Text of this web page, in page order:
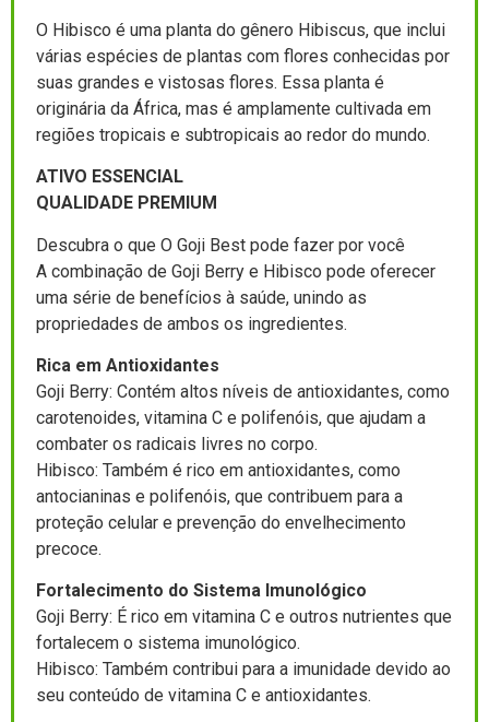
O Hibisco é uma planta do gênero Hibiscus, que inclui
várias espécies de plantas com flores conhecidas por
suas grandes e vistosas flores. Essa planta é
originária da África, mas é amplamente cultivada em
regiões tropicais e subtropicais ao redor do mundo.
ATIVO ESSENCIAL
QUALIDADE PREMIUM
Descubra o que O Goji Best pode fazer por você
A combinação de Goji Berry e Hibisco pode oferecer
uma série de benefícios à saúde, unindo as
propriedades de ambos os ingredientes.
Rica em Antioxidantes
Goji Berry: Contém altos níveis de antioxidantes, como
carotenoides, vitamina C e polifenóis, que ajudam a
combater os radicais livres no corpo.
Hibisco: Também é rico em antioxidantes, como
antocianinas e polifenóis, que contribuem para a
proteção celular e prevenção do envelhecimento
precoce.
Fortalecimento do Sistema Imunológico
Goji Berry: É rico em vitamina C e outros nutrientes que
fortalecem o sistema imunológico.
Hibisco: Também contribui para a imunidade devido ao
seu conteúdo de vitamina C e antioxidantes.